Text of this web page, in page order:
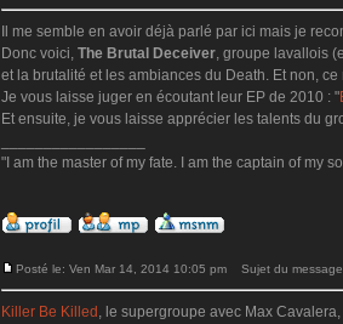
Il me semble en avoir déjà parlé par ici mais je
Donc voici, The Brutal Deceiver, groupe lavallois
et la brutalité et les ambiances du Death. Et non,
Je vous laisse juger en écoutant leur EP de 2010 : "
Et ensuite, je vous laisse apprécier les talents du
"I am the master of my fate. I am the captain of my
Posté le: Ven Mar 14, 2014 10:05 pm Sujet du
Killer Be Killed , le supergroupe avec Max